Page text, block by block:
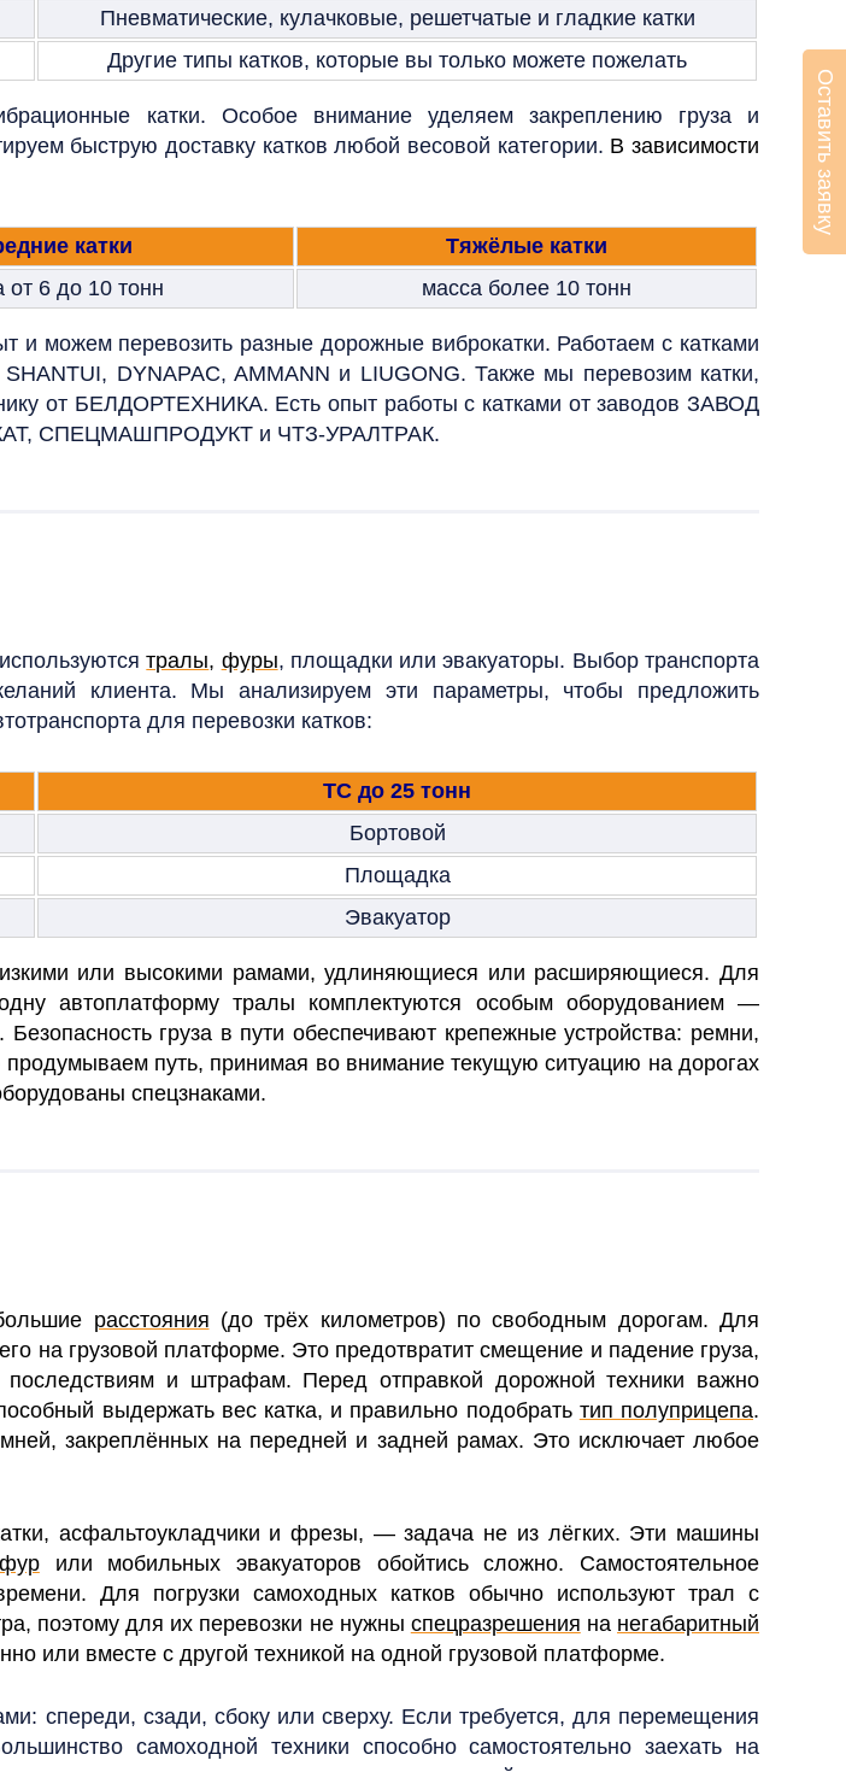
Пневматические, кулачковые, решетчатые и гладкие катки
Другие типы катков, которые вы только можете пожелать
катки. Особое внимание уделяем закреплению груза и
быструю доставку катков любой весовой категории. В зависимости
катки
Тяжёлые катки
от 6 до 10 тонн масса более 10 тонн
можем перевозить разные дорожные виброкатки. Работаем с катками
DYNAPAC, AMMANN и LIUGONG. Также мы перевозим катки,
от БЕЛДОРТЕХНИКА. Есть опыт работы с катками от заводов ЗАВОД
СПЕЦМАШПРОДУКТ и ЧТЗ-УРАЛТРАК.
тралы, фуры, площадки или эвакуаторы. Выбор транспорта
клиента. Мы анализируем эти параметры, чтобы предложить
для перевозки катков:
ТС до 25 тонн
Бортовой
Площадка
Эвакуатор
или высокими рамами, удлиняющиеся или расширяющиеся. Для
автоплатформу тралы комплектуются особым оборудованием —
груза в пути обеспечивают крепежные устройства: ремни,
путь, принимая во внимание текущую ситуацию на дорогах
спецзнаками.
расстояния (до трёх километров) по свободным дорогам. Для
на грузовой платформе. Это предотвратит смещение и падение груза,
и штрафам. Перед отправкой дорожной техники важно
выдержать вес катка, и правильно подобрать тип полуприцепа.
закреплённых на передней и задней рамах. Это исключает любое
асфальтоукладчики и фрезы, — задача не из лёгких. Эти машины
или мобильных эвакуаторов обойтись сложно. Самостоятельное
Для погрузки самоходных катков обычно используют трал с
поэтому для их перевозки не нужны спецразрешения на негабаритный
или вместе с другой техникой на одной грузовой платформе.
спереди, сзади, сбоку или сверху. Если требуется, для перемещения
самоходной техники способно самостоятельно заехать на
Оставить заявку